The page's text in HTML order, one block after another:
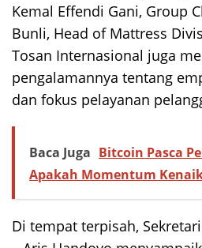
Kemal Effendi Gani, Group
Bunli, Head of Mattress
Tosan Internasional juga
pengalamannya tentang
dan fokus pelayanan
Baca Juga Bitcoin Pasca
Apakah Momentum
Di tempat terpisah,